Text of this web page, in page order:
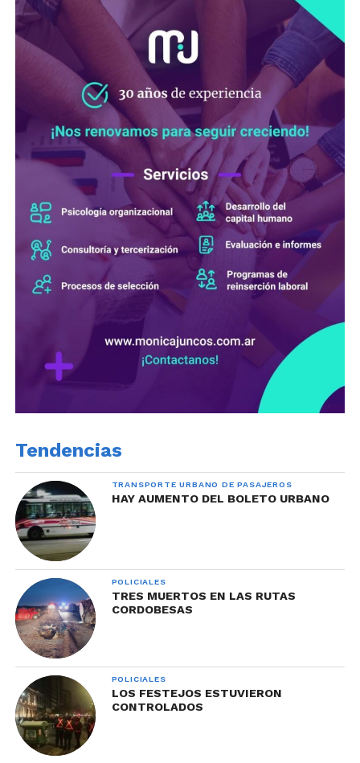
Tendencias
TRANSPORTE URBANO DE PASAJEROS
HAY AUMENTO DEL BOLETO URBANO
POLICIALES
TRES MUERTOS EN LAS RUTAS
CORDOBESAS
POLICIALES
LOS FESTEJOS ESTUVIERON
CONTROLADOS